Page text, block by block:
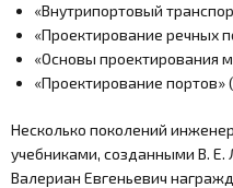
«Внутрипортовый
«Проектирование речных
«Основы проектирования
«Проектирование портов»
Несколько поколений
учебниками, созданными В. Е.
Валериан Евгеньевич